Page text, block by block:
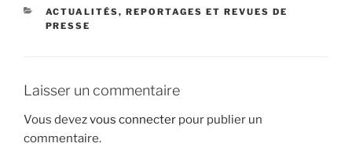
CATÉGORIES
ACTUALITÉS, REPORTAGES ET REVUES DE
PRESSE
Laisser un commentaire
Vous devezvous connecter pour publier un
commentaire.